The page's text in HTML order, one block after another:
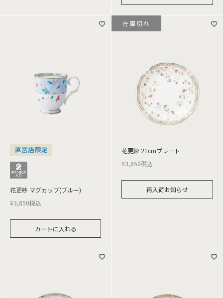
直営店限定
花更紗 マグカップ(ブルー)
¥3,850税込
カートに入れる
花更紗 21cmプレート
¥3,850税込
再入荷お知らせ
在庫切れ